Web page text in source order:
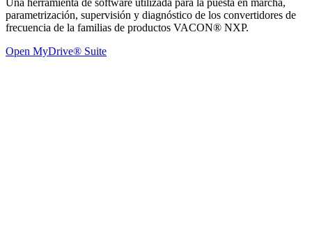
Una herramienta de software utilizada para la puesta en marcha,
parametrización, supervisión y diagnóstico de los convertidores de
frecuencia de la familias de productos VACON® NXP.
Open MyDrive® Suite